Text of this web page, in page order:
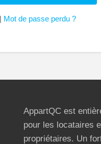
Mot de passe perdu ?
AppartQC est
pour les locataires
propriétaires. Un